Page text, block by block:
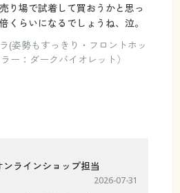
り場で試着して買おうかと思っ
くらいになるでしょうね、泣。
(姿勢もすっきり・フロントホッ
ー：ダークバイオレット）
ンラインショップ担当
2026-07-31